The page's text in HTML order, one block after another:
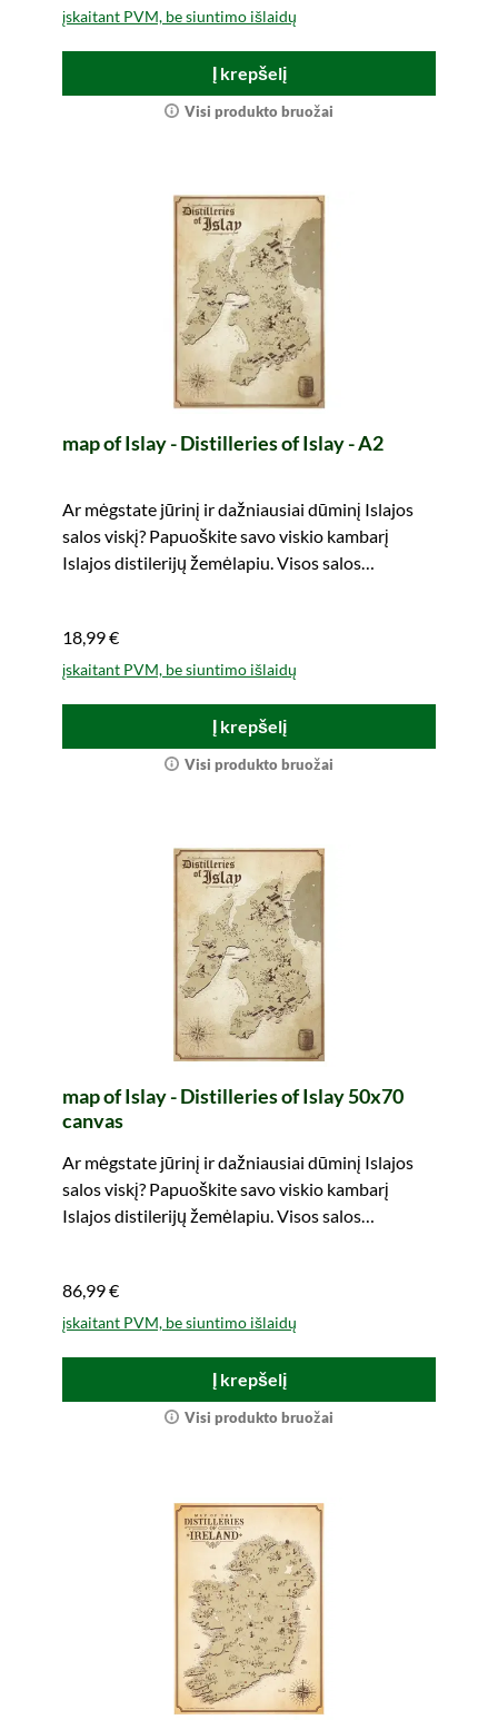
įskaitant PVM, be siuntimo išlaidų
Į krepšelį
Visi produkto bruožai
map of Islay - Distilleries of Islay - A2
Ar mėgstate jūrinį ir dažniausiai dūminį Islajos
salos viskį? Papuoškite savo viskio kambarį
Islajos distilerijų žemėlapiu. Visos salos
18,99 €
įskaitant PVM, be siuntimo išlaidų
Į krepšelį
Visi produkto bruožai
map of Islay - Distilleries of Islay 50x70
canvas
Ar mėgstate jūrinį ir dažniausiai dūminį Islajos
salos viskį? Papuoškite savo viskio kambarį
Islajos distilerijų žemėlapiu. Visos salos
86,99 €
įskaitant PVM, be siuntimo išlaidų
Į krepšelį
Visi produkto bruožai